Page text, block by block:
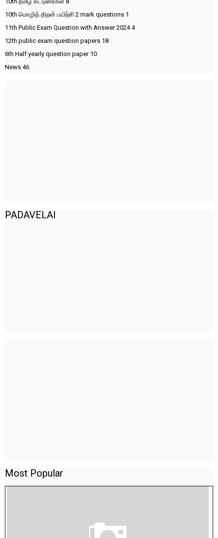
10th மொழித் திறன் பயிற்சி 2 mark questions 1
11th Public Exam Question with Answer 20244
12th public exam question papers 18
6th Half yearly question paper 10
News 46
PADAVELAI
Most Popular